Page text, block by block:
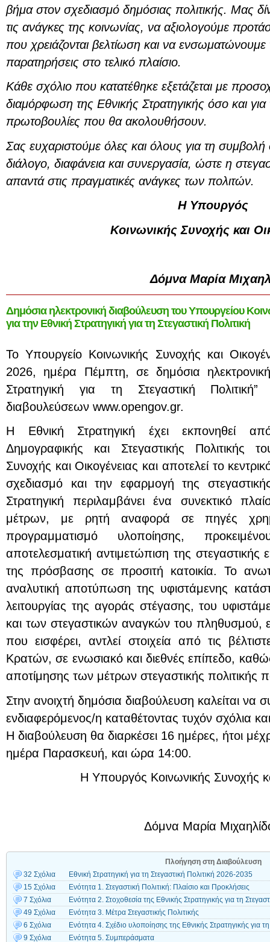
βήμα στον σχεδιασμό δημόσιας πολιτικής. Μας
τις ανάγκες της κοινωνίας, να αξιολογούμε
που χρειάζονται βελτίωση και να ενσωματώνουμε
παρατηρήσεις στο τελικό πλαίσιο.
Κάθε σχόλιο που κατατέθηκε εξετάζεται με
διαμόρφωση της Εθνικής Στρατηγικής όσο και για
πρωτοβουλίες που θα ακολουθήσουν.
Σας ευχαριστούμε όλες και όλους για τη
διάλογο, διαφάνεια και συνεργασία, ώστε η
απαντά στις πραγματικές ανάγκες των πολιτών.
Η Υπουργός
Κοινωνικής Συνοχής και
Δόμνα Μαρία
Δημόσια ηλεκτρονική διαβούλευση του Υπουργείου
για την Εθνική Στρατηγική για τη Στεγαστική Πολιτική
Το Υπουργείο Κοινωνικής Συνοχής και
2026, ημέρα Πέμπτη, σε δημόσια
Στρατηγική για τη Στεγαστική
διαβουλεύσεων www.opengov.gr.
Η Εθνική Στρατηγική έχει εκπονηθεί
Δημογραφικής και Στεγαστικής Πολιτικής
Συνοχής και Οικογένειας και αποτελεί το
σχεδιασμό και την εφαρμογή της
Στρατηγική περιλαμβάνει ένα συνεκτικό
μέτρων, με ρητή αναφορά σε πηγές
προγραμματισμό υλοποίησης,
αποτελεσματική αντιμετώπιση της στεγαστικής
της πρόσβασης σε προσιτή κατοικία. Το
αναλυτική αποτύπωση της υφιστάμενης
λειτουργίας της αγοράς στέγασης, του
και των στεγαστικών αναγκών του πληθυσμού,
που εισφέρει, αντλεί στοιχεία από τις
Κρατών, σε ενωσιακό και διεθνές επίπεδο,
αποτίμησης των μέτρων στεγαστικής πολιτικής
Στην ανοιχτή δημόσια διαβούλευση καλείται να
ενδιαφερόμενος/η καταθέτοντας τυχόν σχόλια
Η διαβούλευση θα διαρκέσει 16 ημέρες, ήτοι
ημέρα Παρασκευή, και ώρα 14:00.
Η Υπουργός Κοινωνικής Συνοχής
Δόμνα Μαρία
Πλοήγηση στη Διαβούλευση
32 Σχόλια
Εθνική Στρατηγική για τη Στεγαστική Πολιτική 2026-2035
15 Σχόλια
Ενότητα 1. Στεγαστική Πολιτική: Πλαίσιο και Προκλήσεις
7 Σχόλια
Ενότητα 2. Στοχοθεσία της Εθνικής Στρατηγικής για τη
49 Σχόλια
Ενότητα 3. Μέτρα Στεγαστικής Πολιτικής
6 Σχόλια
Ενότητα 4. Σχέδιο υλοποίησης της Εθνικής Στρατηγικής για τη
9 Σχόλια
Ενότητα 5. Συμπεράσματα